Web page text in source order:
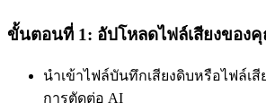
ขั้นตอนที่ 1: อัปโหลดไฟล์เสียงของ
นำเข้าไฟล์บันทึกเสียงดิบหรือไฟล์เ
การตัดต่อ AI